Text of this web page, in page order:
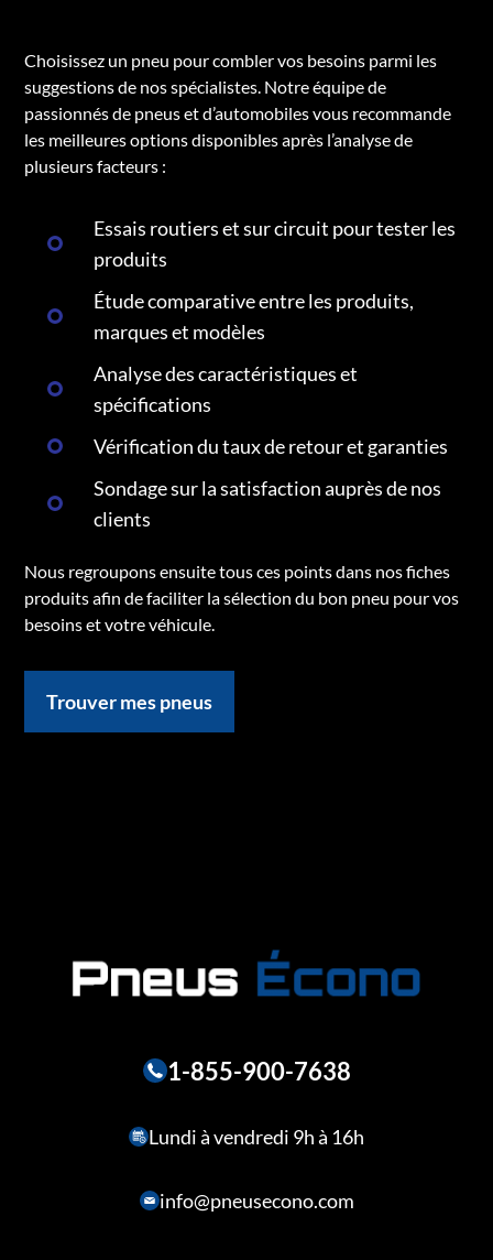
Choisissez un pneu pour combler vos besoins parmi les
suggestions de nos spécialistes. Notre équipe de
passionnés de pneus et d’automobiles vous recommande
les meilleures options disponibles après l’analyse de
plusieurs facteurs :
Essais routiers et sur circuit pour tester les
produits
Étude comparative entre les produits,
marques et modèles
Analyse des caractéristiques et
spécifications
Vérification du taux de retour et garanties
Sondage sur la satisfaction auprès de nos
clients
Nous regroupons ensuite tous ces points dans nos fiches
produits afin de faciliter la sélection du bon pneu pour vos
besoins et votre véhicule.
Trouver mes pneus
1-855-900-7638
Lundi à vendredi 9h à 16h
info@pneusecono.com